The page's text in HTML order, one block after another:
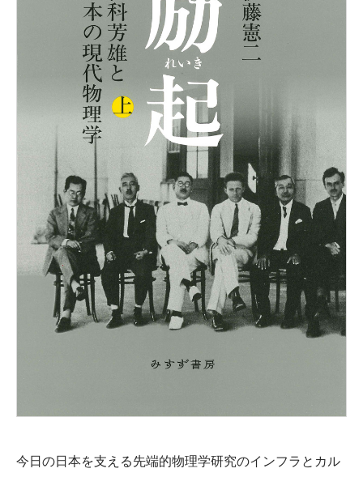
今日の日本を支える先端的物理学研究のインフラとカル